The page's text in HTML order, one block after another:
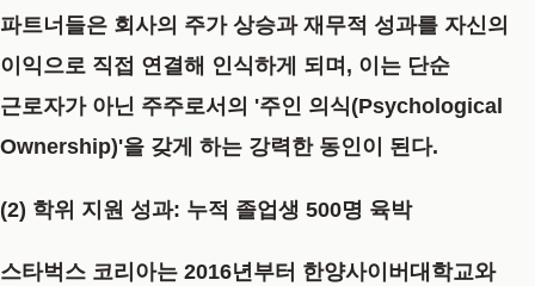
파트너들은 회사의 주가 상승과 재무적 성과를 자신의
이익으로 직접 연결해 인식하게 되며, 이는 단순
근로자가 아닌 주주로서의 '주인 의식(Psychological
Ownership)'을 갖게 하는 강력한 동인이 된다.
(2) 학위 지원 성과: 누적 졸업생 500명 육박
스타벅스 코리아는 2016년부터 한양사이버대학교와